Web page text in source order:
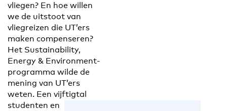
vliegen? En hoe willen
we de uitstoot van
vliegreizen die UT’ers
maken compenseren?
Het Sustainability,
Energy & Environment-
programma wilde de
mening van UT’ers
weten. Een vijftigtal
studenten en